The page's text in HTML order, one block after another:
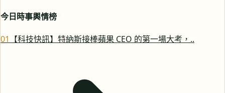
今日時事輿情榜
01 【科技快訊】特納斯接棒蘋果 CEO 的第一場大考，..